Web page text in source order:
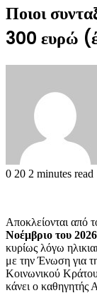
Ποιοι
300 ευρώ
0 20 2 minutes read
Αποκλείονται από
Νοέμβριο του 2026
κυρίως λόγω
με την Ένωση για
Κοινωνικού
κάνει ο καθηγητής